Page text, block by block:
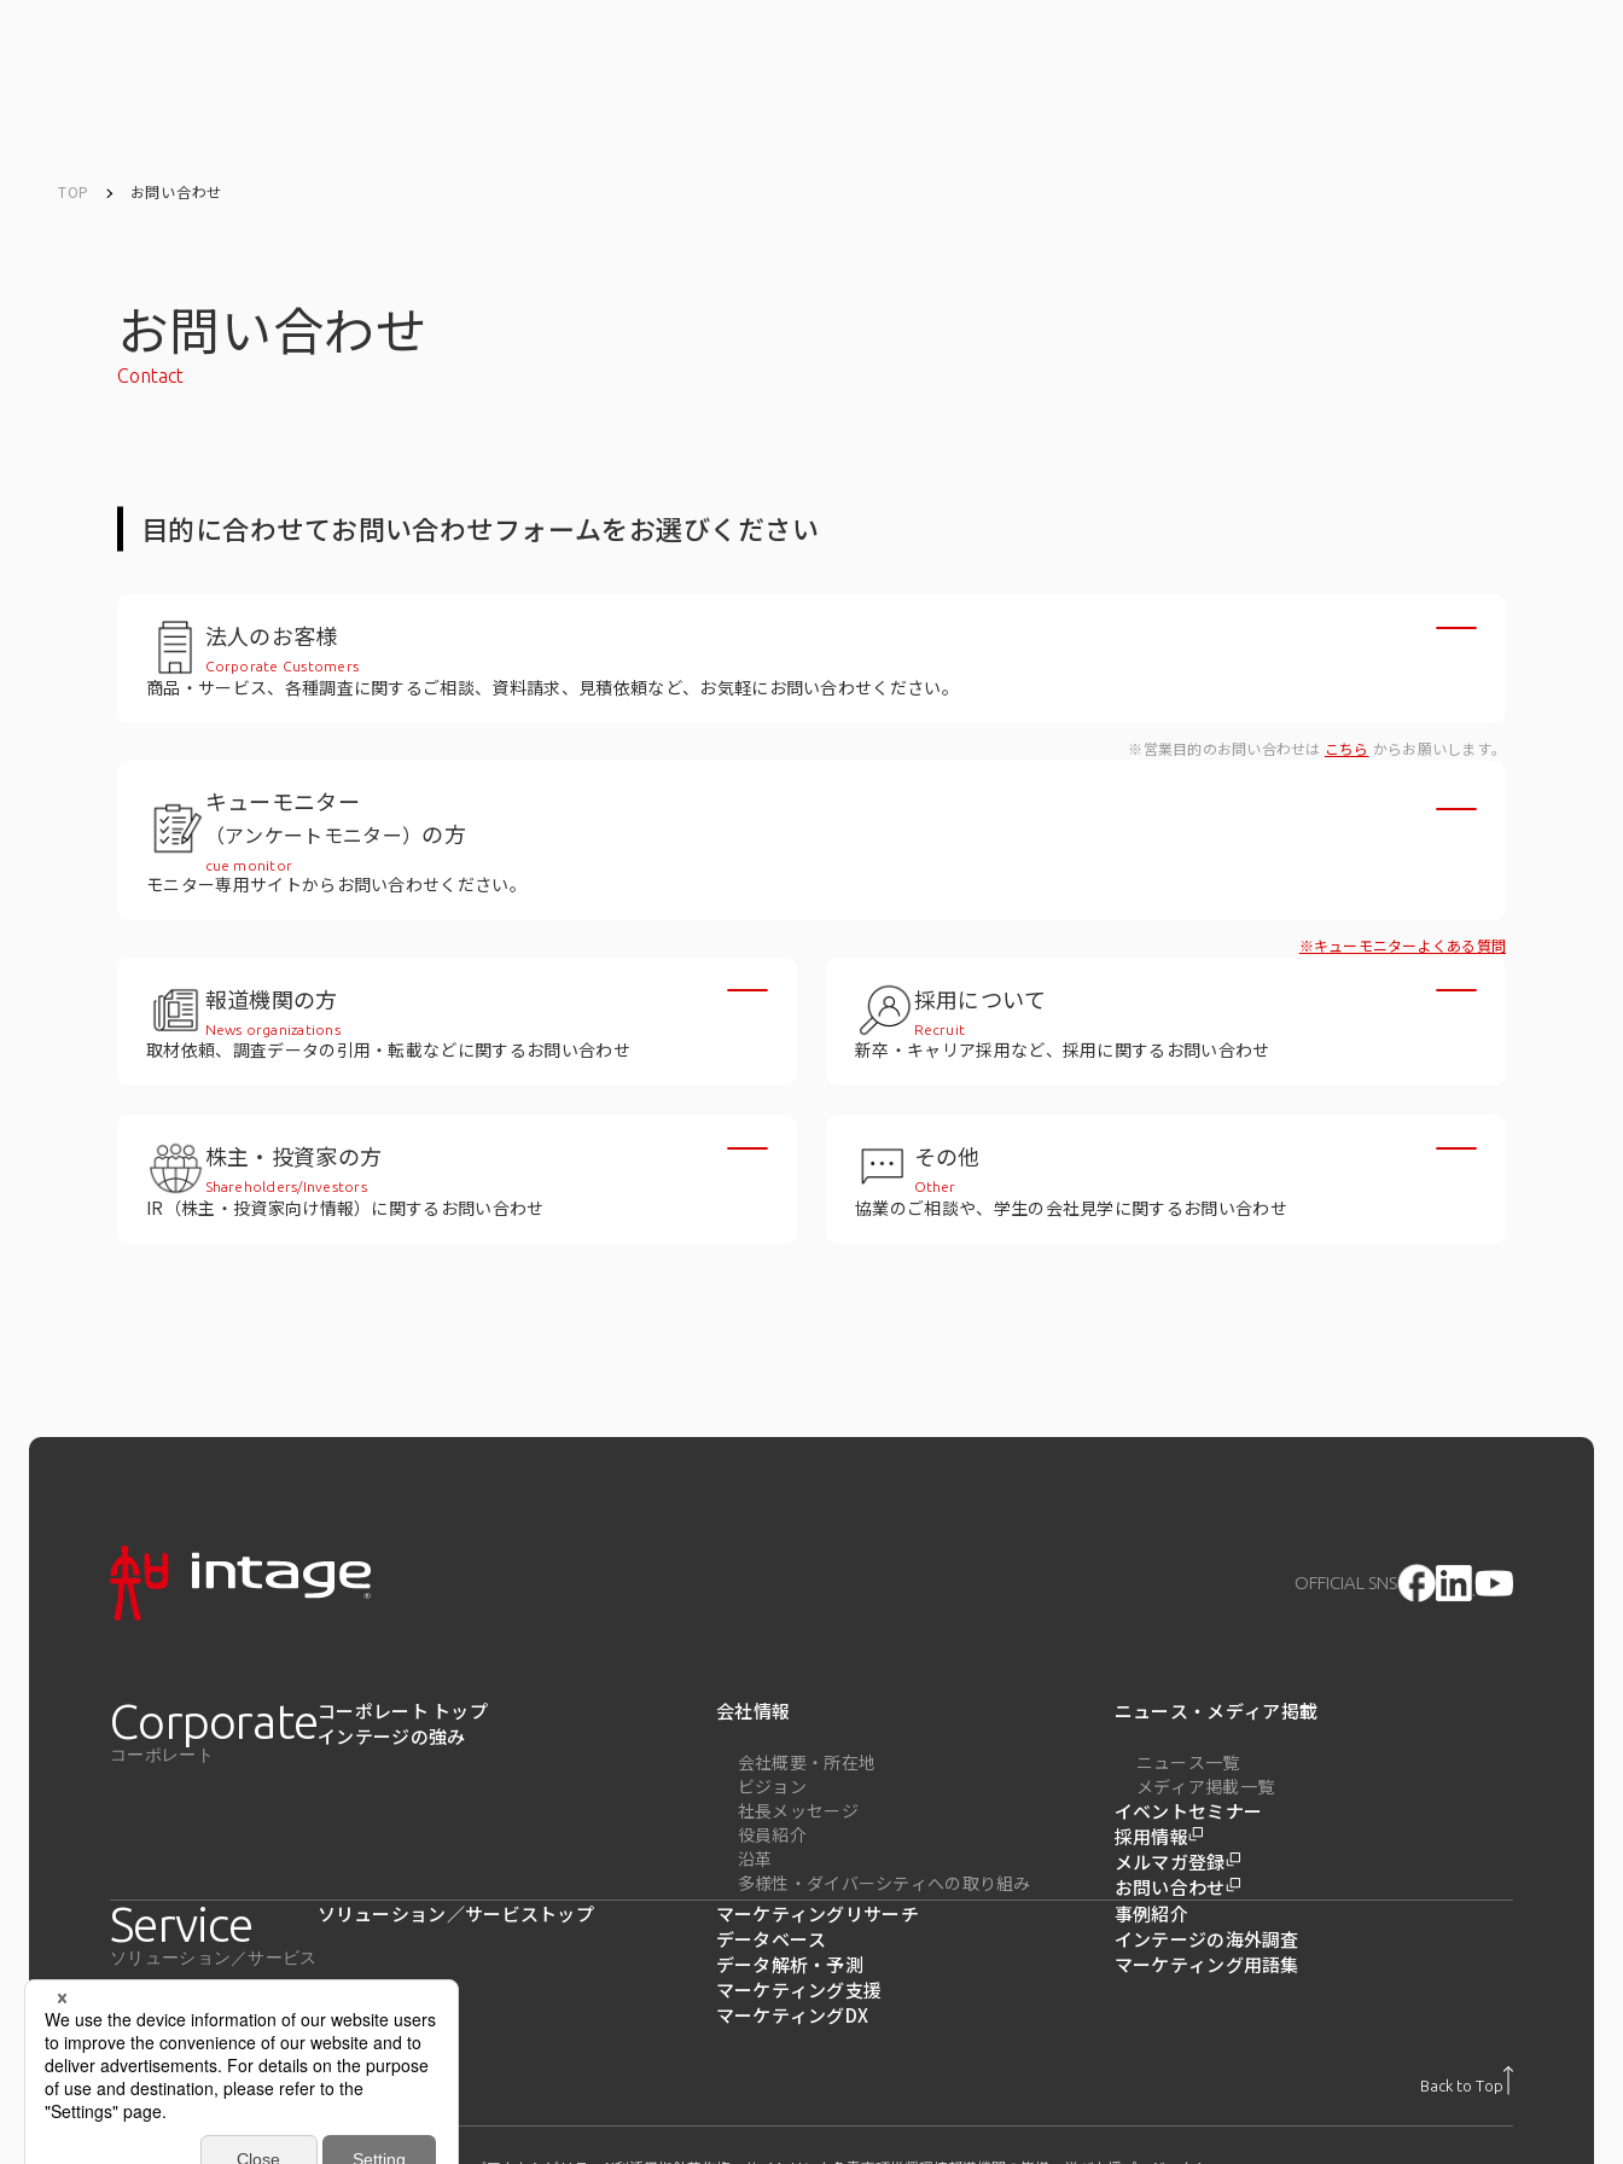
会社概要・所在地 ビジョン
役員紹介
TOP お問い合わせ
お問い合わせ
Contact
目的に合わせてお問い合わせフォームをお選びください
法人のお客様
Corporate Customers
商品・サービス、各種調査に関するご相談、資料請求、見積依頼など、お気軽にお問い合わせください。
※営業目的のお問い合わせは こちら からお願いします。
キューモニター
（アンケートモニター） の方
cue monitor
モニター専用サイトからお問い合わせください。
※キューモニターよくある質問
報道機関の方
News organizations
取材依頼、調査データの引用・転載などに関するお問い合わせ
採用について
Recruit
新卒・キャリア採用など、採用に関するお問い合わせ
株主・投資家の方
Shareholders/Investors
IR（株主・投資家向け情報）に関するお問い合わせ
その他
Other
協業のご相談や、学生の会社見学に関するお問い合わせ
OFFICIAL SNS
Corporate
コーポレート
コーポレート トップ
インテージの強み
会社情報
会社概要・所在地
ビジョン
社長メッセージ
役員紹介
沿革
多様性・ダイバーシティへの取り組み
ニュース・メディア掲載
ニュース一覧
メディア掲載一覧
イベントセミナー
採用情報
メルマガ登録
お問い合わせ
Service
ソリューション／サービス
ソリューション／サービストップ
マーケティングリサーチ
データベース
データ解析・予測
マーケティング支援
マーケティングDX
事例紹介
インテージの海外調査
マーケティング用語集
Back to Top